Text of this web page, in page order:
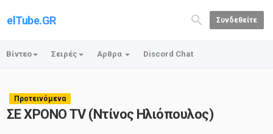
elTube.GR Συνδεθείτε
Βίντεο Σειρές Αρθρα Discord Chat
Προτεινόμενα
ΣΕ ΧΡΟΝΟ TV (Ντίνος Ηλιόπουλος)